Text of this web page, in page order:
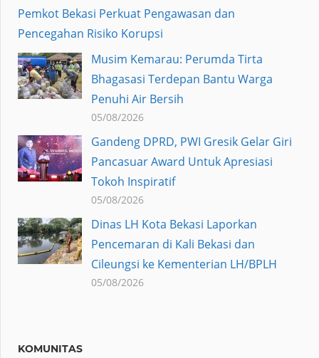
Pemkot Bekasi Perkuat Pengawasan dan
Pencegahan Risiko Korupsi
Musim Kemarau: Perumda Tirta
Bhagasasi Terdepan Bantu Warga
Penuhi Air Bersih
05/08/2026
Gandeng DPRD, PWI Gresik Gelar Giri
Pancasuar Award Untuk Apresiasi
Tokoh Inspiratif
05/08/2026
Dinas LH Kota Bekasi Laporkan
Pencemaran di Kali Bekasi dan
Cileungsi ke Kementerian LH/BPLH
05/08/2026
KOMUNITAS